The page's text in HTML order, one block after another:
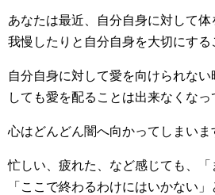
あなたは最近、自分自身に対して
我慢したりと自分自身を大切にする
自分自身に対して愛を向けられな
しても愛を配ることは出来なくなっ
心はどんどん闇へ向かってしまいま
忙しい、疲れた、など感じても、「
「ここで終わるわけにはいかない